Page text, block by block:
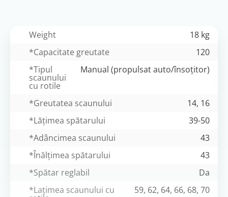
Weight
18 kg
*Capacitate greutate
120
*Tipul
scaunului
cu rotile
Manual (propulsat auto/însoțitor)
*Greutatea scaunului
14, 16
*Lățimea spătarului
39-50
*Adâncimea scaunului
43
*Înălțimea spătarului
43
*Spătar reglabil
Da
*Lațimea scaunului cu
59, 62, 64, 66, 68, 70